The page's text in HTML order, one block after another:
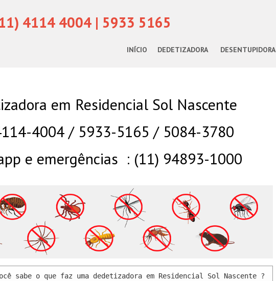
4114 4004 | 5933 5165
INÍCIO DEDETIZADORA DESENTUPIDORA
em Residencial Sol Nascente
4004 / 5933-5165 / 5084-3780
e emergências : (11) 94893-1000
sabe o que faz uma dedetizadora em Residencial Sol Nascente ?